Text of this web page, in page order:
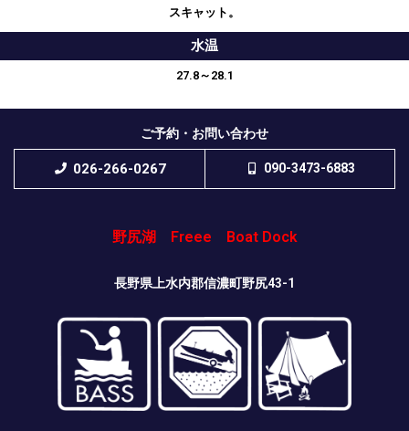
スキャット。
水温
27.8～28.1
ご予約・お問い合わせ
026-266-0267 090-3473-6883
野尻湖 Freee Boat Dock
長野県上水内郡信濃町野尻43-1